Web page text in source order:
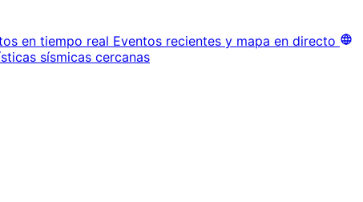
en tiempo real Eventos recientes y mapa en directo
sísmicas cercanas